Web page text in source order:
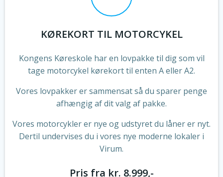
KØREKORT TIL MOTORCYKEL
Kongens Køreskole har en lovpakke til dig som vil
tage motorcykel kørekort til enten A eller A2.
Vores lovpakker er sammensat så du sparer penge
afhængig af dit valg af pakke.
Vores motorcykler er nye og udstyret du låner er nyt.
Dertil undervises du i vores nye moderne lokaler i
Virum.
Pris fra kr. 8.999,-